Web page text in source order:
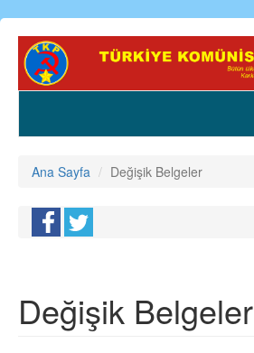
Ana
içeriğe
Ana Sayfa Değişik Belgeler
Değişik Belgeler